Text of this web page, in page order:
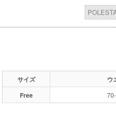
サイズ ウ
Free